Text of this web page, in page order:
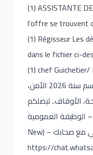
(1) ASSISTANTE
l’offre se trouvent
(1) Régisseur Les
dans le fichier ci-
(1) chef Guichetier/
أهم المباريات المنتظرة برسم سنة 2026 الأمن،
الأوقاف.. ليصلكم
العمومية (5
https://